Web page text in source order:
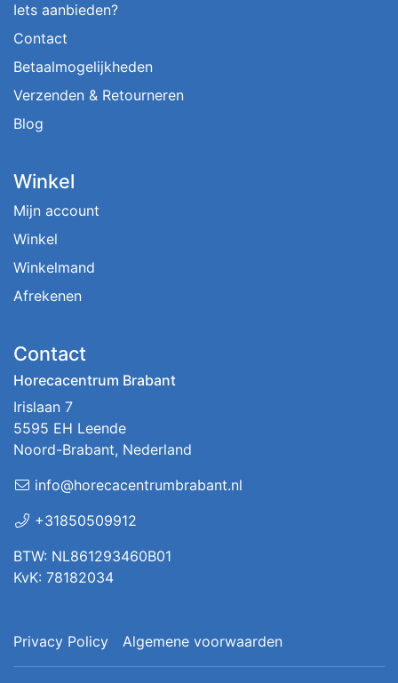
Iets aanbieden?
Contact
Betaalmogelijkheden
Verzenden & Retourneren
Blog
Winkel
Mijn account
Winkel
Winkelmand
Afrekenen
Contact
Horecacentrum Brabant
Irislaan 7
5595 EH Leende
Noord-Brabant, Nederland
info@horecacentrumbrabant.nl
+31850509912
BTW: NL861293460B01
KvK: 78182034
Privacy Policy Algemene voorwaarden